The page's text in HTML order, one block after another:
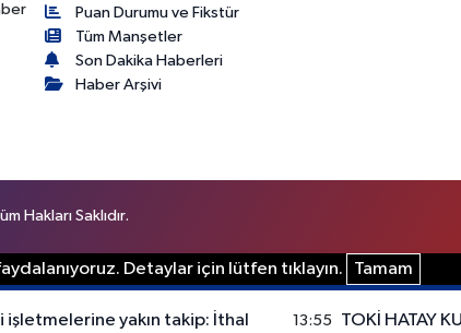
Puan Durumu ve Fikstür
Tüm Manşetler
Son Dakika Haberleri
Haber Arşivi
Hakları Saklıdır.
Detaylar için lütfen tıklayın. Tamam
yakın takip: İthal 13:55 TOKİ HATAY